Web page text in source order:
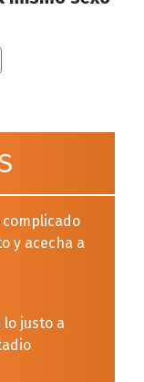
y acecha a
lo justo a